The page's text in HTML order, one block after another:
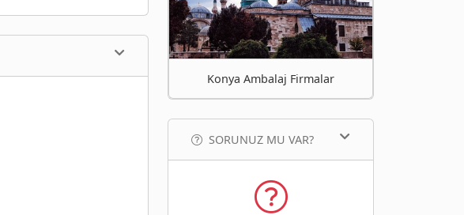
Konya Ambalaj Firmalar
SORUNUZ MU VAR?